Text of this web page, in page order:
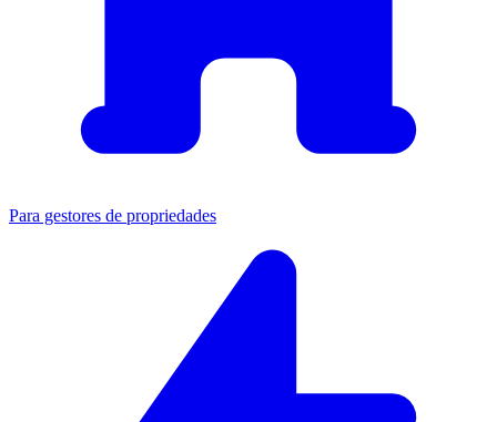
Para gestores de propriedades